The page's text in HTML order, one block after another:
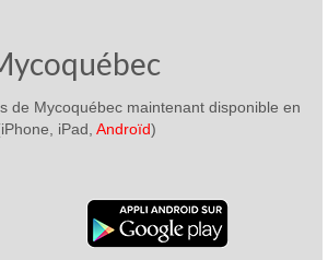
de Mycoquébec maintenant disponible en
iPad, Androïd)